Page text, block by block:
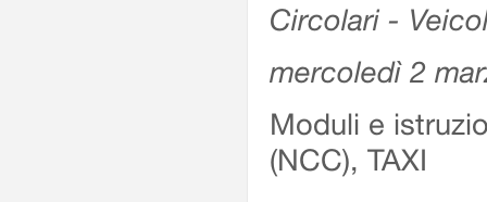
Circolari -
mercoledì 2
Moduli e
(NCC), TAXI